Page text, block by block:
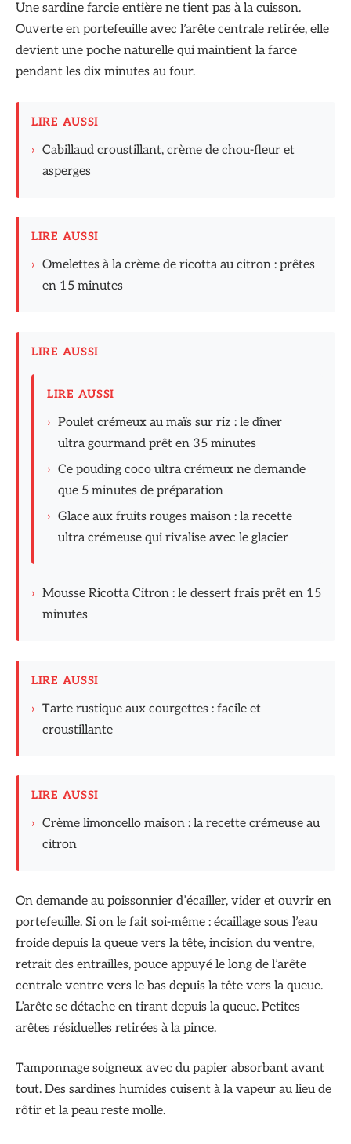
Une sardine farcie entière ne tient pas à la cuisson.
Ouverte en portefeuille avec l’arête centrale retirée, elle
devient une poche naturelle qui maintient la farce
pendant les dix minutes au four.
LIRE AUSSI
› Cabillaud croustillant, crème de chou-fleur et
asperges
LIRE AUSSI
› Omelettes à la crème de ricotta au citron : prêtes
en 15 minutes
LIRE AUSSI
LIRE AUSSI
› Poulet crémeux au maïs sur riz : le dîner
ultra gourmand prêt en 35 minutes
› Ce pouding coco ultra crémeux ne demande
que 5 minutes de préparation
› Glace aux fruits rouges maison : la recette
ultra crémeuse qui rivalise avec le glacier
› Mousse Ricotta Citron : le dessert frais prêt en 15
minutes
LIRE AUSSI
› Tarte rustique aux courgettes : facile et
croustillante
LIRE AUSSI
› Crème limoncello maison : la recette crémeuse au
citron
On demande au poissonnier d’écailler, vider et ouvrir en
portefeuille. Si on le fait soi-même : écaillage sous l’eau
froide depuis la queue vers la tête, incision du ventre,
retrait des entrailles, pouce appuyé le long de l’arête
centrale ventre vers le bas depuis la tête vers la queue.
L’arête se détache en tirant depuis la queue. Petites
arêtes résiduelles retirées à la pince.
Tamponnage soigneux avec du papier absorbant avant
tout. Des sardines humides cuisent à la vapeur au lieu de
rôtir et la peau reste molle.